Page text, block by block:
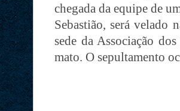
chegada da equipe de
Sebastião, será velado
sede da Associação
mato. O sepultamento